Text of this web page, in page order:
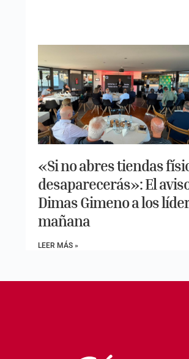
«Si no abres tiendas
desaparecerás»: El
Dimas Gimeno a los
mañana
LEER MÁS »